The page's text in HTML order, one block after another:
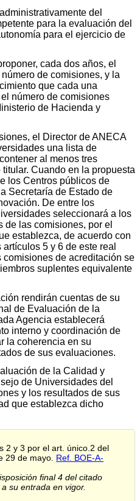
del
para la evaluación del
para el ejercicio de
cada dos años, el
de comisiones, y la
que cada una
número de comisiones
de Hacienda y
el Director de ANECA
una lista de
al menos tres
Cuando en la propuesta
los Centros públicos de
Secretaría de Estado de
De entre los
seleccionará a los
de las comisiones, por el
establezca, de acuerdo con
5 y 6 de este real
de acreditación se
suplentes equivalente
rendirán cuentas de su
de Evaluación de la
Agencia establecerá
interno y coordinación de
la coherencia en su
de sus evaluaciones.
de la Calidad y
de Universidades del
y los resultados de sus
que establezca dicho
2 y 3 por el art. único.2 del
29 de mayo. Ref. BOE-A-
final 4 del citado
su entrada en vigor.